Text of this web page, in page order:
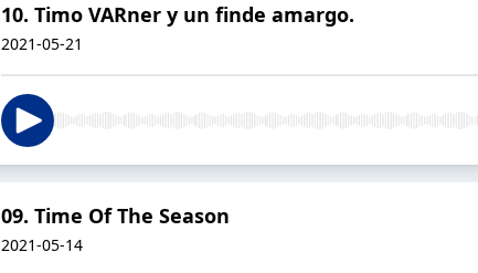
10. Timo VARner y un finde amargo.
2021-05-21
09. Time Of The Season
2021-05-14